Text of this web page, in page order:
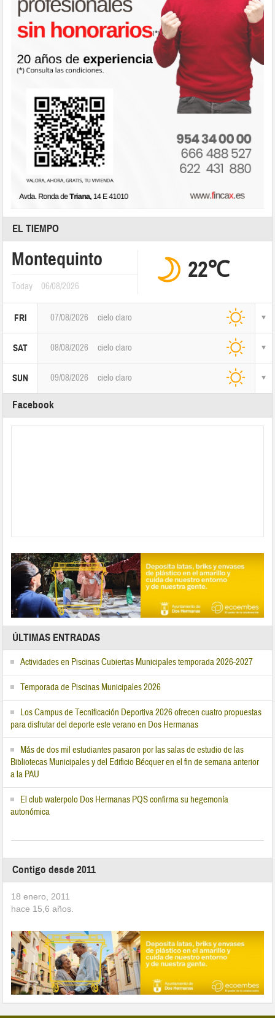
EL TIEMPO
Montequinto
Today 06/08/2026
22℃
FRI 07/08/2026 cielo claro
SAT 08/08/2026 cielo claro
SUN 09/08/2026 cielo claro
Facebook
ÚLTIMAS ENTRADAS
Actividades en Piscinas Cubiertas Municipales temporada 2026-2027
Temporada de Piscinas Municipales 2026
Los Campus de Tecnificación Deportiva 2026 ofrecen cuatro propuestas
para disfrutar del deporte este verano en Dos Hermanas
Más de dos mil estudiantes pasaron por las salas de estudio de las
Bibliotecas Municipales y del Edificio Bécquer en el fin de semana anterior
a la PAU
El club waterpolo Dos Hermanas PQS confirma su hegemonía
autonómica
Contigo desde 2011
18 enero, 2011
hace 15,6 años.